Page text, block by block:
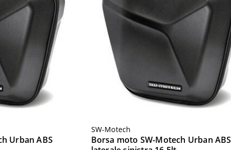
Urban ABS
SW-Motech
Borsa moto SW-Motech Urban ABS